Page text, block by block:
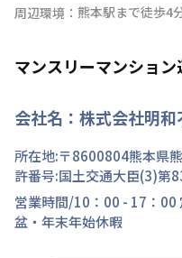
周辺環境： 熊本駅まで徒歩4
マンスリーマンショ
会社名： 株式会社明和
所在地:〒8600804熊本県
許番号:国土交通大臣(3)第
営業時間/10：00 - 17：00
盆・年末年始休暇